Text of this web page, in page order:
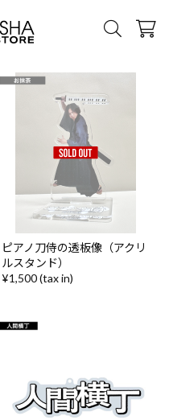
ピアノ刀侍の透板像（アクリ
ルスタンド）
¥1,500 (tax in)